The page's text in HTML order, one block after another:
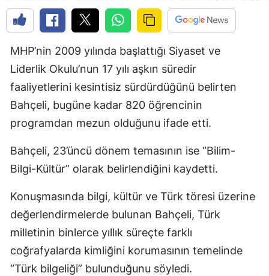
MHP’nin 2009 yılında başlattığı Siyaset ve
Liderlik Okulu’nun 17 yılı aşkın süredir
faaliyetlerini kesintisiz sürdürdüğünü belirten
Bahçeli, bugüne kadar 820 öğrencinin
programdan mezun olduğunu ifade etti.
Bahçeli, 23’üncü dönem temasının ise “Bilim-
Bilgi-Kültür” olarak belirlendiğini kaydetti.
Konuşmasında bilgi, kültür ve Türk töresi üzerine
değerlendirmelerde bulunan Bahçeli, Türk
milletinin binlerce yıllık süreçte farklı
coğrafyalarda kimliğini korumasının temelinde
“Türk bilgeliği” bulunduğunu söyledi.